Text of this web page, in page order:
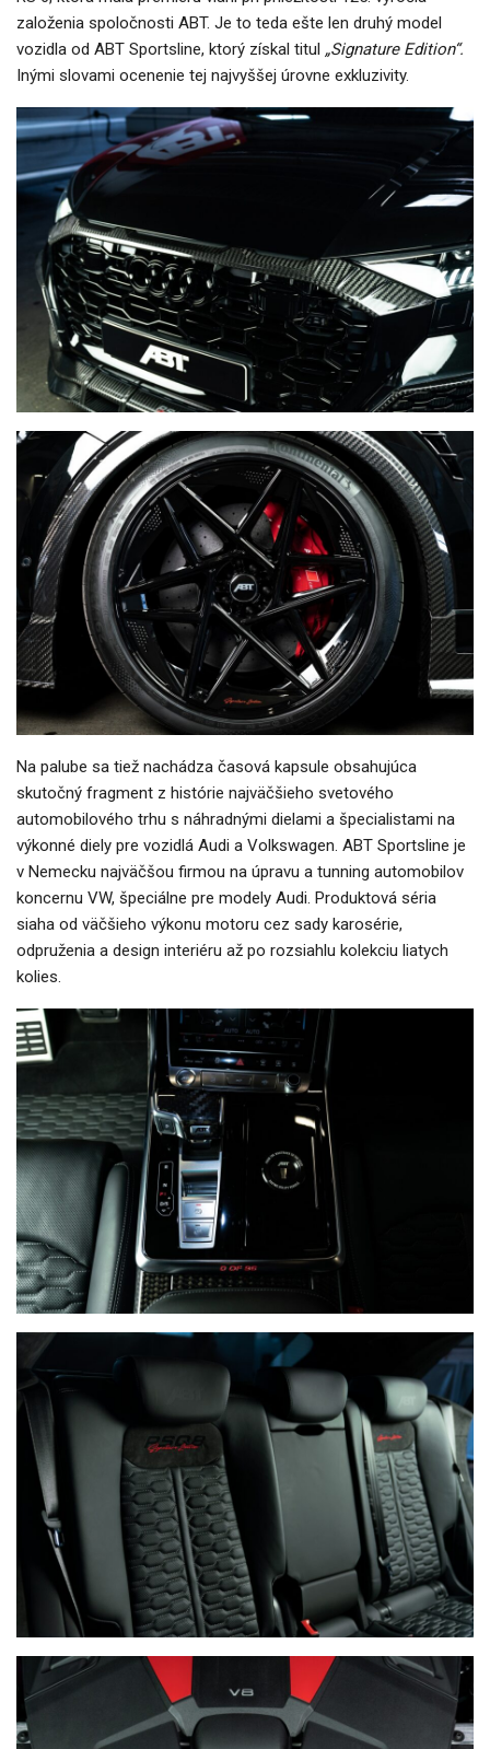
založenia spoločnosti ABT. Je to teda ešte len druhý model
vozidla od ABT Sportsline, ktorý získal titul „Signature Edition“.
Inými slovami ocenenie tej najvyššej úrovne exkluzivity.
Na palube sa tiež nachádza časová kapsule obsahujúca
skutočný fragment z histórie najväčšieho svetového
automobilového trhu s náhradnými dielami a špecialistami na
výkonné diely pre vozidlá Audi a Volkswagen. ABT Sportsline je
v Nemecku najväčšou firmou na úpravu a tunning automobilov
koncernu VW, špeciálne pre modely Audi. Produktová séria
siaha od väčšieho výkonu motoru cez sady karosérie,
odpruženia a design interiéru až po rozsiahlu kolekciu liatych
kolies.